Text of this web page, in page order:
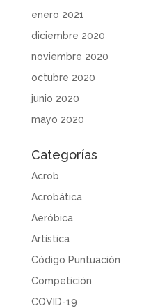
enero 2021
diciembre 2020
noviembre 2020
octubre 2020
junio 2020
mayo 2020
Categorías
Acrob
Acrobática
Aeróbica
Artística
Código Puntuación
Competición
COVID-19